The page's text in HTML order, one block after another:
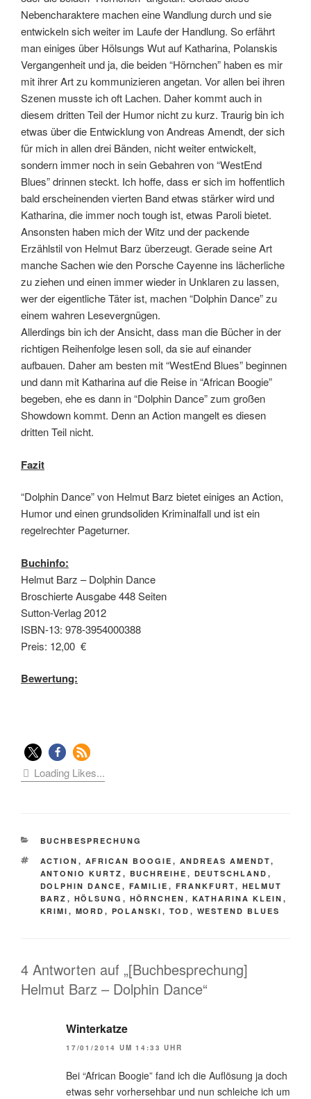
Nebencharaktere machen eine Wandlung durch und sie
entwickeln sich weiter im Laufe der Handlung. So erfährt
man einiges über Hölsungs Wut auf Katharina, Polanskis
Vergangenheit und ja, die beiden “Hörnchen” haben es mir
mit ihrer Art zu kommunizieren angetan. Vor allen bei ihren
Szenen musste ich oft Lachen. Daher kommt auch in
diesem dritten Teil der Humor nicht zu kurz. Traurig bin ich
etwas über die Entwicklung von Andreas Amendt, der sich
für mich in allen drei Bänden, nicht weiter entwickelt,
sondern immer noch in sein Gebahren von “WestEnd
Blues” drinnen steckt. Ich hoffe, dass er sich im hoffentlich
bald erscheinenden vierten Band etwas stärker wird und
Katharina, die immer noch tough ist, etwas Paroli bietet.
Ansonsten haben mich der Witz und der packende
Erzählstil von Helmut Barz überzeugt. Gerade seine Art
manche Sachen wie den Porsche Cayenne ins lächerliche
zu ziehen und einen immer wieder in Unklaren zu lassen,
wer der eigentliche Täter ist, machen “Dolphin Dance” zu
einem wahren Lesevergnügen.
Allerdings bin ich der Ansicht, dass man die Bücher in der
richtigen Reihenfolge lesen soll, da sie auf einander
aufbauen. Daher am besten mit “WestEnd Blues” beginnen
und dann mit Katharina auf die Reise in “African Boogie”
begeben, ehe es dann in “Dolphin Dance” zum großen
Showdown kommt. Denn an Action mangelt es diesen
dritten Teil nicht.
Fazit
“Dolphin Dance” von Helmut Barz bietet einiges an Action,
Humor und einen grundsoliden Kriminalfall und ist ein
regelrechter Pageturner.
Buchinfo:
Helmut Barz – Dolphin Dance
Broschierte Ausgabe 448 Seiten
Sutton-Verlag 2012
ISBN-13: 978-3954000388
Preis: 12,00 €
Bewertung:
Loading Likes...
KATEGORIEN
BUCHBESPRECHUNG
SCHLAGWÖRTER
ACTION , AFRICAN BOOGIE , ANDREAS AMENDT,
ANTONIO KURTZ , BUCHREIHE , DEUTSCHLAND ,
DOLPHIN DANCE , FAMILIE , FRANKFURT, HELMUT
BARZ , HÖLSUNG , HÖRNCHEN , KATHARINA KLEIN ,
KRIMI , MORD , POLANSKI , TOD , WESTEND BLUES
4 Antworten auf „[Buchbesprechung]
Helmut Barz – Dolphin Dance“
Winterkatze
17/01/2014 UM 14:33 UHR
Bei “African Boogie” fand ich die Auflösung ja doch
etwas sehr vorhersehbar und nun schleiche ich um